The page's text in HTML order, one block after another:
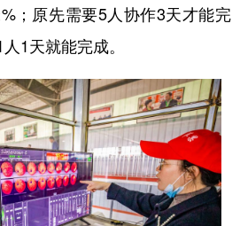
；原先需要5人协作3天才能完
1天就能完成。